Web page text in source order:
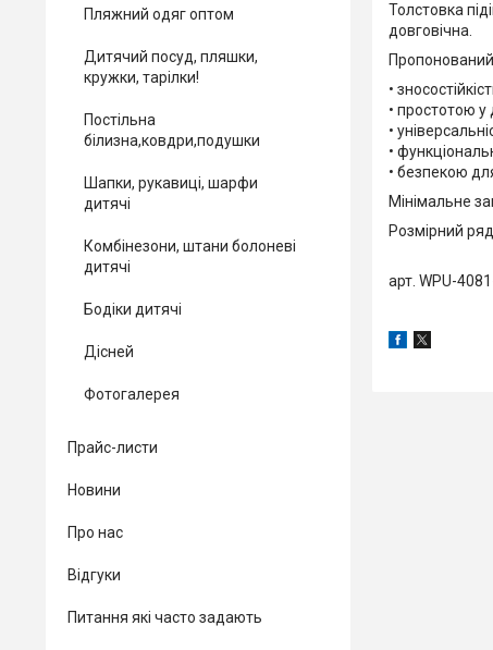
Толстовка
довговічна.
Пропонований
•
• простотою
•
•
• безпекою
Мінімальне
Розмірний
арт. WPU-
Пляжний одяг оптом
Дитячий посуд, пляшки,
кружки, тарілки!
Постільна
білизна,ковдри,подушки
Шапки, рукавиці, шарфи
дитячі
Комбінезони, штани болоневі
дитячі
Бодіки дитячі
Дісней
Фотогалерея
Прайс-листи
Новини
Про нас
Відгуки
Питання які часто задають